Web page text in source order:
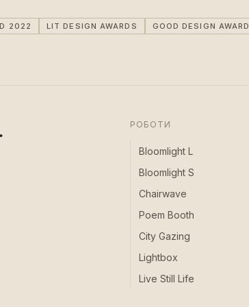
2022 LIT DESIGN AWARDS GOOD DESIGN AWARD
РОБОТИ
Bloomlight L
Bloomlight S
Chairwave
Poem Booth
City Gazing
Lightbox
Live Still Life